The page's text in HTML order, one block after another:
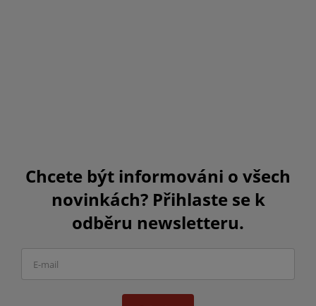
Chcete být informováni o všech
novinkách? Přihlaste se k
odběru newsletteru.